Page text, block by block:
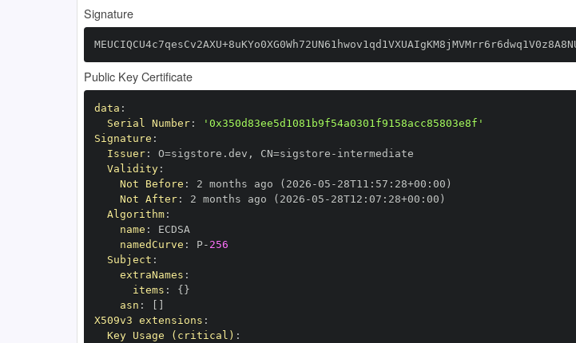
Signature
Public Key Certificate
data :
Serial Number:
'0x350d83ee5d1081b9f54a0301f9158acc85803e8f'
Signature :
Issuer: O=sigstore.dev , CN=sigstore -
Validity:
Not Before : 2 months ago (2026 -05 - 28T11 : 57 : 28+00 :
Not After: 2 months ago (2026 -05 - 28T12 : 07 : 28+00 :
Algorithm:
name :
namedCurve : P- 256
Subject :
extraNames :
items : { }
asn :
X509v3 extensions :
Key Usage (critical) :